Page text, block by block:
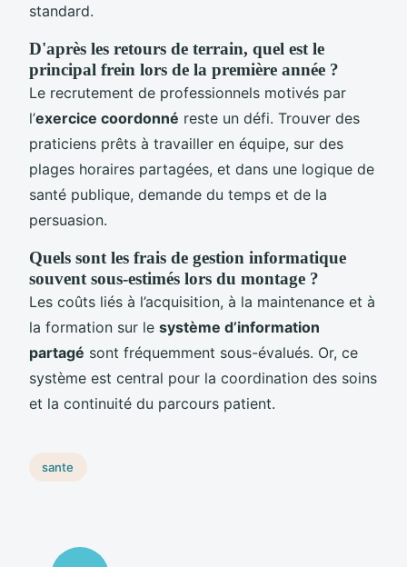
standard.
D'après les retours de terrain, quel est le
principal frein lors de la première année ?
Le recrutement de professionnels motivés par
l’exercice coordonné reste un défi. Trouver des
praticiens prêts à travailler en équipe, sur des
plages horaires partagées, et dans une logique de
santé publique, demande du temps et de la
persuasion.
Quels sont les frais de gestion informatique
souvent sous-estimés lors du montage ?
Les coûts liés à l’acquisition, à la maintenance et à
la formation sur le système d’information
partagé sont fréquemment sous-évalués. Or, ce
système est central pour la coordination des soins
et la continuité du parcours patient.
sante